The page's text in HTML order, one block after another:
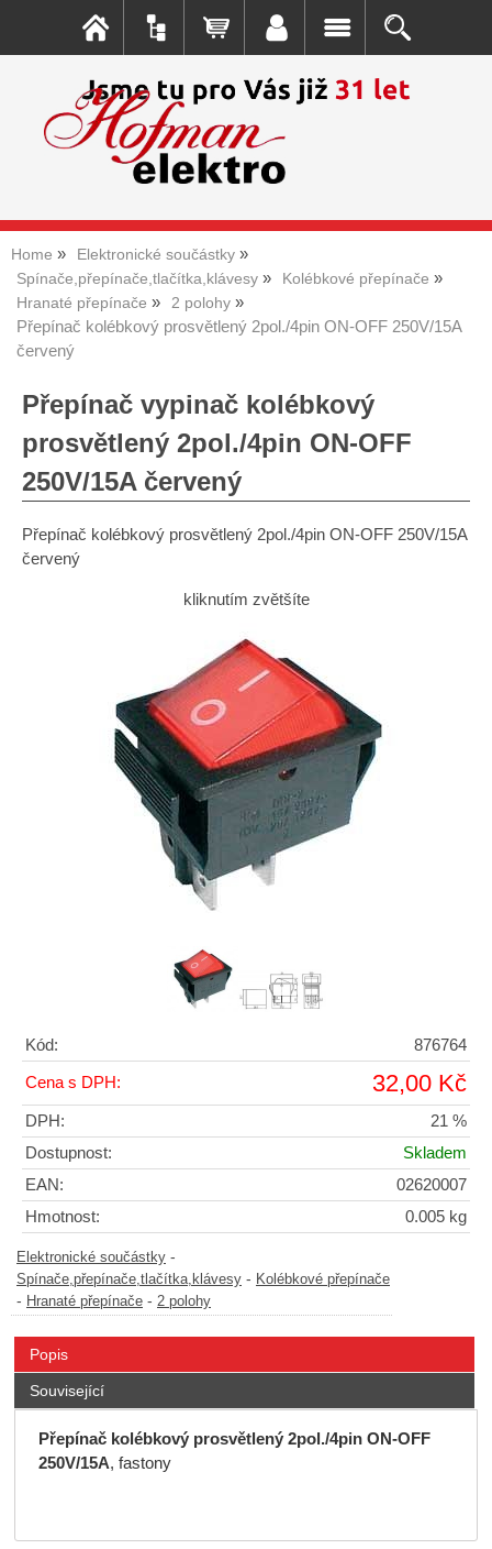
Home
Elektronické součástky
Spínače,přepínače,tlačítka,klávesy
Kolébkové přepínače
Hranaté přepínače
2 polohy
Přepínač kolébkový prosvětlený 2pol./4pin ON-OFF 250V/15A
červený
Přepínač vypinač kolébkový
prosvětlený 2pol./4pin ON-OFF
250V/15A červený
Přepínač kolébkový prosvětlený 2pol./4pin ON-OFF 250V/15A
červený
kliknutím zvětšíte
Kód: 876764
Cena s DPH: 32,00 Kč
DPH:
21 %
Dostupnost:
Skladem
EAN:
02620007
Hmotnost:
0.005 kg
Elektronické součástky -
Spínače,přepínače,tlačítka,klávesy - Kolébkové přepínače
- Hranaté přepínače - 2 polohy
Popis
Související
Přepínač kolébkový prosvětlený 2pol./4pin ON-OFF
250V/15A, fastony